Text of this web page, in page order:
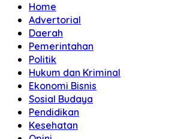
Home
Advertorial
Daerah
Pemerintahan
Politik
Hukum dan Kriminal
Ekonomi Bisnis
Sosial Budaya
Pendidikan
Kesehatan